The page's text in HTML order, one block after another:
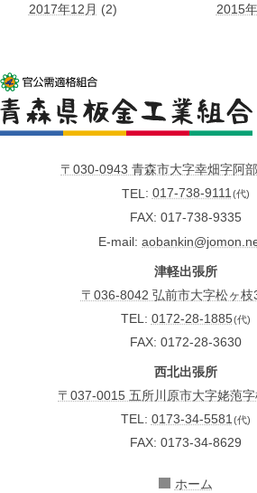
2017年12月 (2)
2015
〒030-0943 青森市大字幸畑字阿
TEL
017-738-9111(代)
FAX 017-738-9335
E-mail
津軽出張所
〒036-8042 弘前市大字松ヶ枝
TEL: 0172-28-1885(代)
FAX: 0172-28-3630
西北出張所
〒037-0015 五所川原市大字姥萢
TEL: 0173-34-5581 (代)
FAX: 0173-34-8629
ホーム